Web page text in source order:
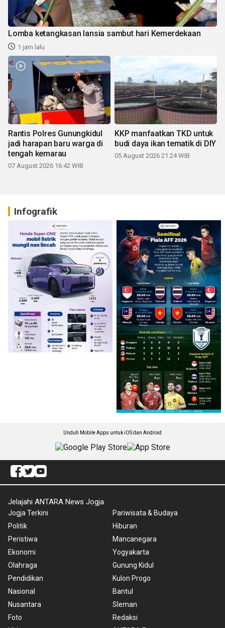
Lomba ketangkasan lansia sambut hari Kemerdekaan
1 jam lalu
Rantis Polres Gunungkidul
jadi harapan baru warga di
tengah kemarau
07 August 2026 16:42 WIB
KKP manfaatkan TKD untuk
budi daya ikan tematik di DIY
05 August 2026 21:24 WIB
Infografik
Unduh Mobile Apps untuk iOS dan Android
Jelajahi ANTARA News Jogja
Jogja Terkini
Politik
Peristiwa
Ekonomi
Olahraga
Pendidikan
Nasional
Nusantara
Foto
Pariwisata & Budaya
Hiburan
Mancanegara
Yogyakarta
Gunung Kidul
Kulon Progo
Bantul
Sleman
Redaksi